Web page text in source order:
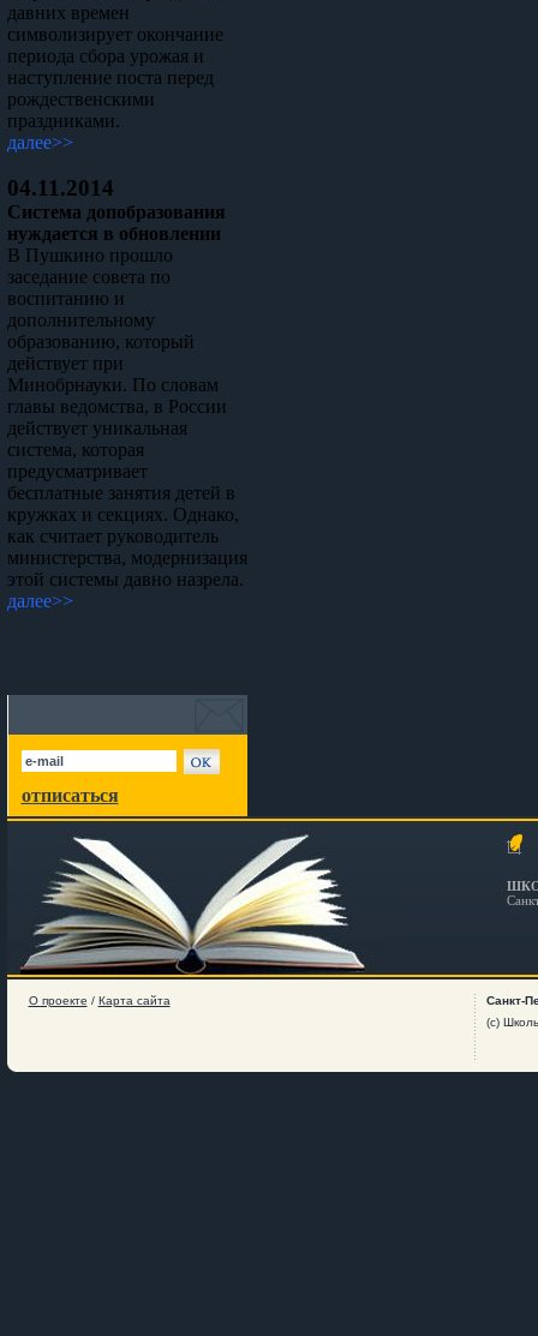
давних времен
символизирует окончание
периода сбора урожая и
наступление поста перед
рождественскими
праздниками.
далее>>
04.11.2014
Система допобразования
нуждается в обновлении
В Пушкино прошло
заседание совета по
воспитанию и
дополнительному
образованию, который
действует при
Минобрнауки. По словам
главы ведомства, в России
действует уникальная
система, которая
предусматривает
бесплатные занятия детей в
кружках и секциях. Однако,
как считает руководитель
министерства, модернизация
этой системы давно назрела.
далее>>
отписаться
О проекте / Карта сайта
Санкт-
(c)